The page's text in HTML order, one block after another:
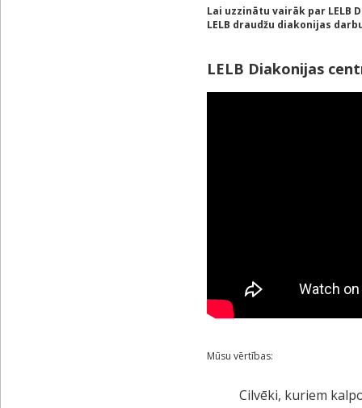
Lai uzzinātu vairāk par
LELB draudžu diakonijas
LELB Diakonijas
Mūsu vērtības:
Cilvēki, kuriem